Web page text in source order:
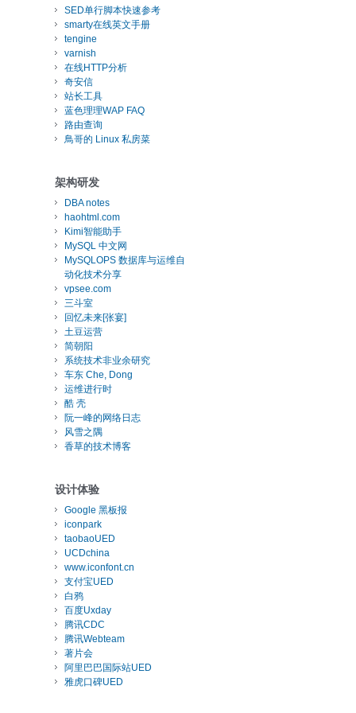
your openssl version or deploy VPA from the vpa-release-
SED单行脚本快速参考
smarty在线英文手册
tengine
varnish
在线HTTP分析
奇安信
站长工具
蓝色理理WAP FAQ
路由查询
鳥哥的 Linux 私房菜
架构研发
DBA notes
haohtml.com
Kimi智能助手
MySQL 中文网
MySQLOPS 数据库与运维自
动化技术分享
vpsee.com
三斗室
回忆未来[张宴]
土豆运营
简朝阳
系统技术非业余研究
车东 Che, Dong
运维进行时
酷 壳
阮一峰的网络日志
风雪之隅
香草的技术博客
设计体验
Google 黑板报
iconpark
taobaoUED
UCDchina
www.iconfont.cn
支付宝UED
白鸦
百度Uxday
腾讯CDC
腾讯Webteam
著片会
阿里巴巴国际站UED
雅虎口碑UED